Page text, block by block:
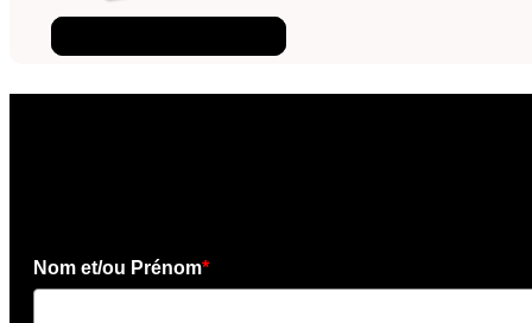
Nom et/ou Prénom*